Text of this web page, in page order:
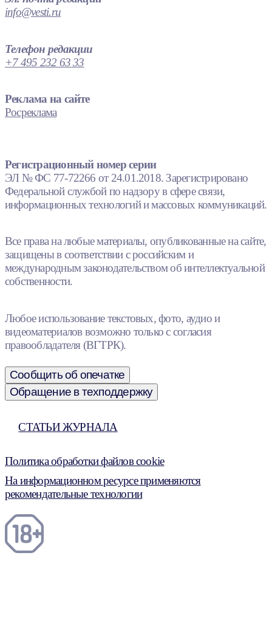
info@vesti.ru
Телефон редакции
+7 495 232 63 33
Реклама на сайте
Росреклама
Регистрационный номер серии
ЭЛ № ФС 77-72266 от 24.01.2018. Зарегистрировано
Федеральной службой по надзору в сфере связи,
информационных технологий и массовых коммуникаций.
Все права на любые материалы, опубликованные на сайте,
защищены в соответствии с российским и
международным законодательством об интеллектуальной
собственности.
Любое использование текстовых, фото, аудио и
видеоматериалов возможно только с согласия
правообладателя (ВГТРК).
Сообщить об опечатке
Обращение в техподдержку
СТАТЬИ ЖУРНАЛА
Политика обработки файлов cookie
На информационном ресурсе применяются
рекомендательные технологии